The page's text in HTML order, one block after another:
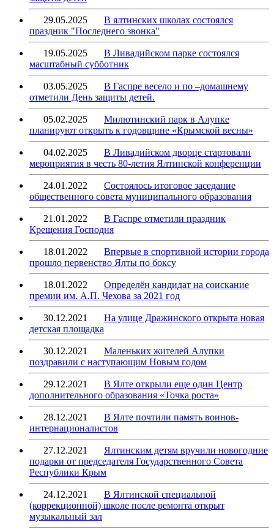
29.05.2025
В ялтинских школах состоялся
праздник "Последнего звонка"
19.05.2025
В Ливадийском парке состоялся
масштабный субботник
03.05.2025
В Гаспре весело и по –домашнему
отметили День защиты детей.
05.02.2025
Милютинский парк в Алупке
планируют открыть к годовщине «Крымской весны»
04.02.2025
В Ливадийском дворце стартовали
мероприятия в честь 80-летия Ялтинской конференции
24.01.2022
Состоялось итоговое заседание
общественного совета муниципального образования
21.01.2022
В Гаспре отметили праздник
Крещения Господня
18.01.2022
Впервые в спортивной истории города
прошло первенство Ялты по боксу
18.01.2022
Определён кандидат на соискание
премии им. А.П. Чехова за 2021 год
30.12.2021
На улице Дражинского открыта новая
детская площадка
30.12.2021
Маленьких жителей Алупки
поздравили с наступающим Новым годом
29.12.2021
В Ялте открыли еще один Центр
дополнительного образования «Точка роста»
28.12.2021
В Ялте почтили память воинов-
интернационалистов
27.12.2021
Ялтинским детям вручили новогодние
подарки от председателя Государственного Совета
Республики Крым
24.12.2021
В Ялтинской специальной
(коррекционной) школе после ремонта открыт
музыкальный зал